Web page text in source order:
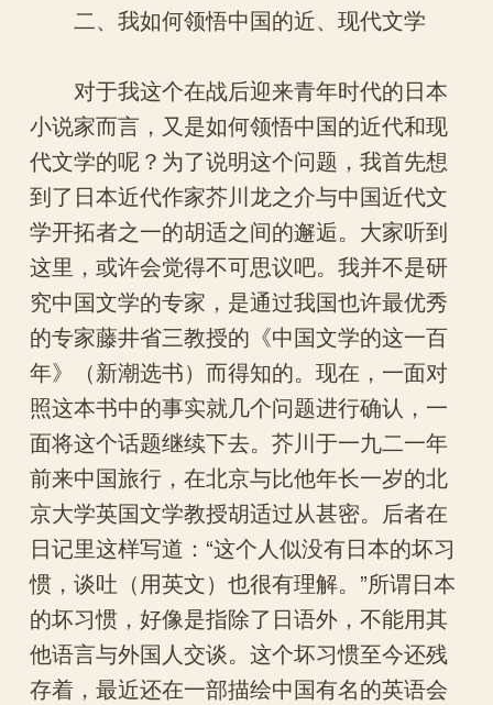
二、我如何领悟中国的近、现代文学
对于我这个在战后迎来青年时代的日本
小说家而言，又是如何领悟中国的近代和现
代文学的呢？为了说明这个问题，我首先想
到了日本近代作家芥川龙之介与中国近代文
学开拓者之一的胡适之间的邂逅。大家听到
这里，或许会觉得不可思议吧。我并不是研
究中国文学的专家，是通过我国也许最优秀
的专家藤井省三教授的《中国文学的这一百
年》（新潮选书）而得知的。现在，一面对
照这本书中的事实就几个问题进行确认，一
面将这个话题继续下去。芥川于一九二一年
前来中国旅行，在北京与比他年长一岁的北
京大学英国文学教授胡适过从甚密。后者在
日记里这样写道：“这个人似没有日本的坏习
惯，谈吐（用英文）也很有理解。”所谓日本
的坏习惯，好像是指除了日语外，不能用其
他语言与外国人交谈。这个坏习惯至今还残
存着，最近还在一部描绘中国有名的英语会